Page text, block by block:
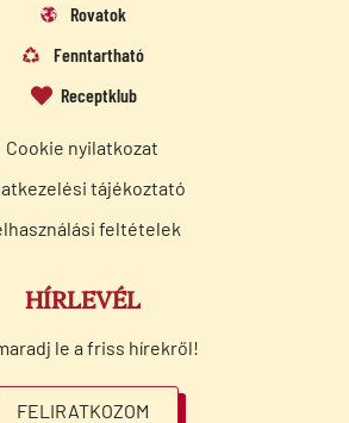
Rovatok
Fenntartható
Receptklub
Cookie nyilatkozat
tájékoztató
feltételek
HÍRLEVÉL
le a friss hírekről!
FELIRATKOZOM